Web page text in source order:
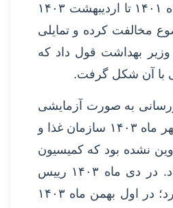
دلایل مختلفی برای عدم اجرای این موضوع وجود دارد. از تیر ماه ۱۴۰۱ تا اردیبهشت ۱۴۰۳
مخالفت کرده و تمایلی
پس از پیگیری کمیسیون اصل ۹۰ مجلس، وزیر بهداشت قول داد که
با آن شکل گرفت.
به صورت آزمایشی
اجرا می‌شد و کسب و کارها شروع به فعالیت می‌کردند؛ تا ۱۴ مهر ماه ۱۴۰۳ سازمان غذا و
نشده بود که کمیسیون
اصل ۹۰ مجلس هم در این زمینه به وزیر بهداشت تذکراتی داد. در دی ماه ۱۴۰۳ رییس
کمیسیون اصل ۹۰ باز هم موضوع را از وزیر بهداشت پیگیری کرد؛ در اول بهمن ماه ۱۴۰۳